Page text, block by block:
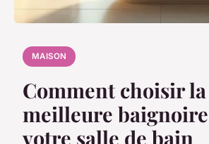
MAISON
Comment choisir la
meilleure
votre salle de bain